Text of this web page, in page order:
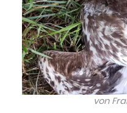
von